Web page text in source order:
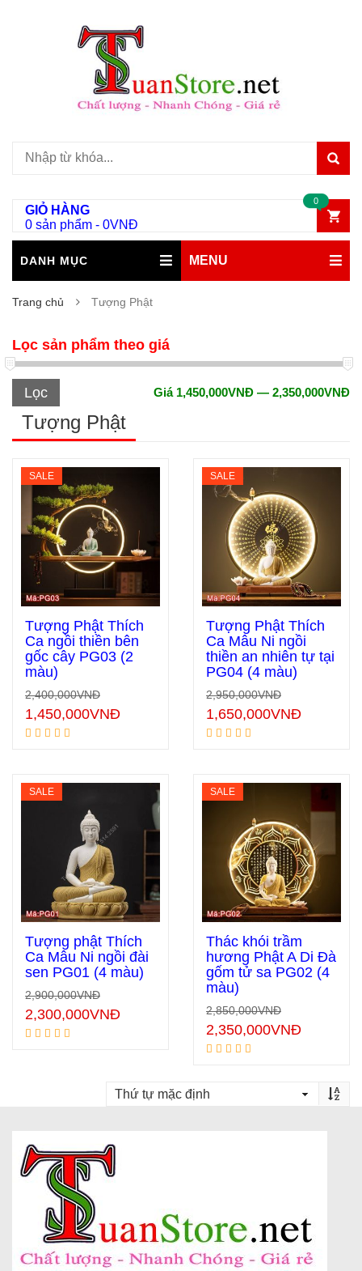
GIỎ HÀNG
0 sản phẩm - 0VNĐ
0
DANH MỤC MENU
Trang chủ Tượng Phật
Lọc sản phẩm theo giá
Lọc Giá 1,450,000VNĐ — 2,350,000VNĐ
Tượng Phật
SALE
Thêm vào giỏ hàng
Tượng Phật Thích
Ca Mâu Ni ngồi
thiền an nhiên tự tại
PG04 (4 màu)
2,950,000VNĐ
1,650,000VNĐ
SALE
Thêm vào giỏ hàng
Tượng Phật Thích
Ca ngồi thiền bên
gốc cây PG03 (2
màu)
2,400,000VNĐ
1,450,000VNĐ
SALE
Thêm vào giỏ hàng
Thác khói trầm
hương Phật A Di Đà
gốm tử sa PG02 (4
màu)
2,850,000VNĐ
2,350,000VNĐ
SALE
Thêm vào giỏ hàng
Tượng phật Thích
Ca Mâu Ni ngồi đài
sen PG01 (4 màu)
2,900,000VNĐ
2,300,000VNĐ